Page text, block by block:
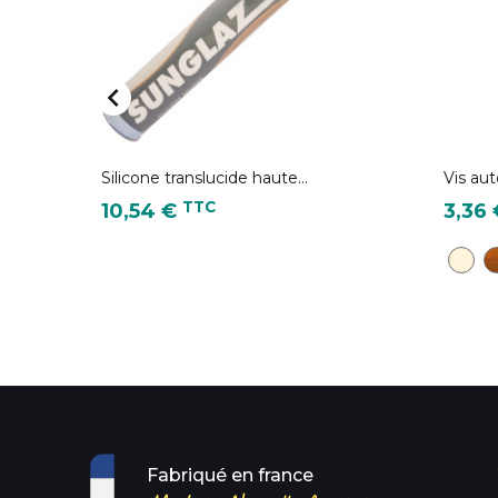

Silicone translucide haute...
Prix
10,54 € TTC
Vis
Prix
3,36
TP22
Fabriqué en france